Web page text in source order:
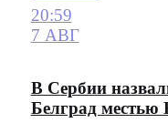
20:59
7 АВГ
В Сербии
Белград местью